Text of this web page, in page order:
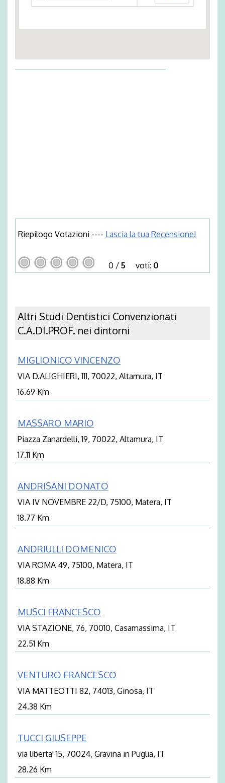
Riepilogo Votazioni ---- Lascia la tua Recensione!
0 / 5 voti: 0
Altri Studi Dentistici Convenzionati
C.A.DI.PROF. nei dintorni
MIGLIONICO VINCENZO
VIA D.ALIGHIERI, 111, 70022, Altamura, IT
16.69 Km
MASSARO MARIO
Piazza Zanardelli, 19, 70022, Altamura, IT
17.11 Km
ANDRISANI DONATO
VIA IV NOVEMBRE 22/D, 75100, Matera, IT
18.77 Km
ANDRIULLI DOMENICO
VIA ROMA 49, 75100, Matera, IT
18.88 Km
MUSCI FRANCESCO
VIA STAZIONE, 76, 70010, Casamassima, IT
22.51 Km
VENTURO FRANCESCO
VIA MATTEOTTI 82, 74013, Ginosa, IT
24.38 Km
TUCCI GIUSEPPE
via liberta' 15, 70024, Gravina in Puglia, IT
28.26 Km